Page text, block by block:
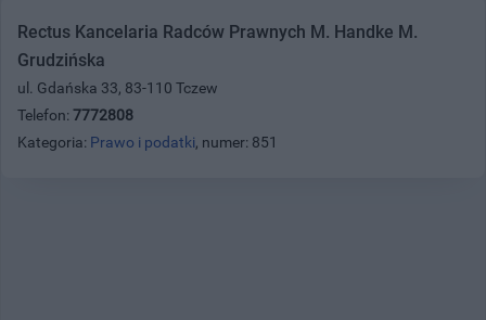
Rectus Kancelaria Radców Prawnych M. Handke M.
Grudzińska
ul. Gdańska 33, 83-110 Tczew
Telefon: 7772808
Kategoria: Prawo i podatki, numer: 851